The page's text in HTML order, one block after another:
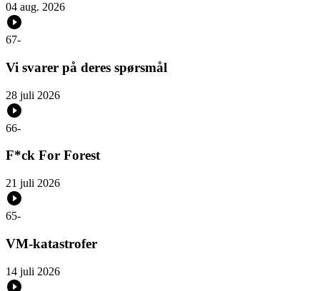
04 aug. 2026
67-
Vi svarer på deres spørsmål
28 juli 2026
66-
F*ck For Forest
21 juli 2026
65-
VM-katastrofer
14 juli 2026